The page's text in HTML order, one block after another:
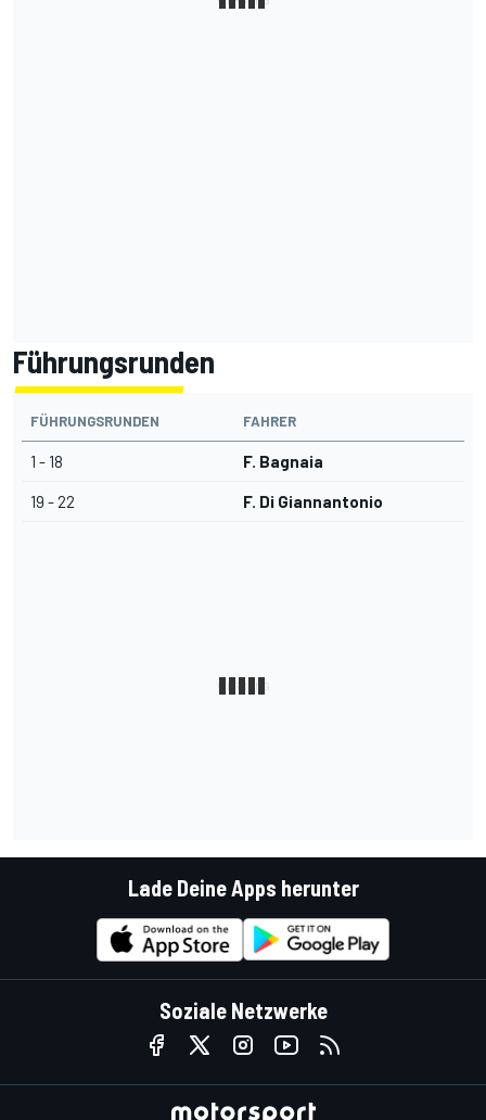
Führungsrunden
FÜHRUNGSRUNDEN FAHRER
1 - 18 F. Bagnaia
19 - 22 F. Di Giannantonio
Lade Deine Apps herunter
Soziale Netzwerke